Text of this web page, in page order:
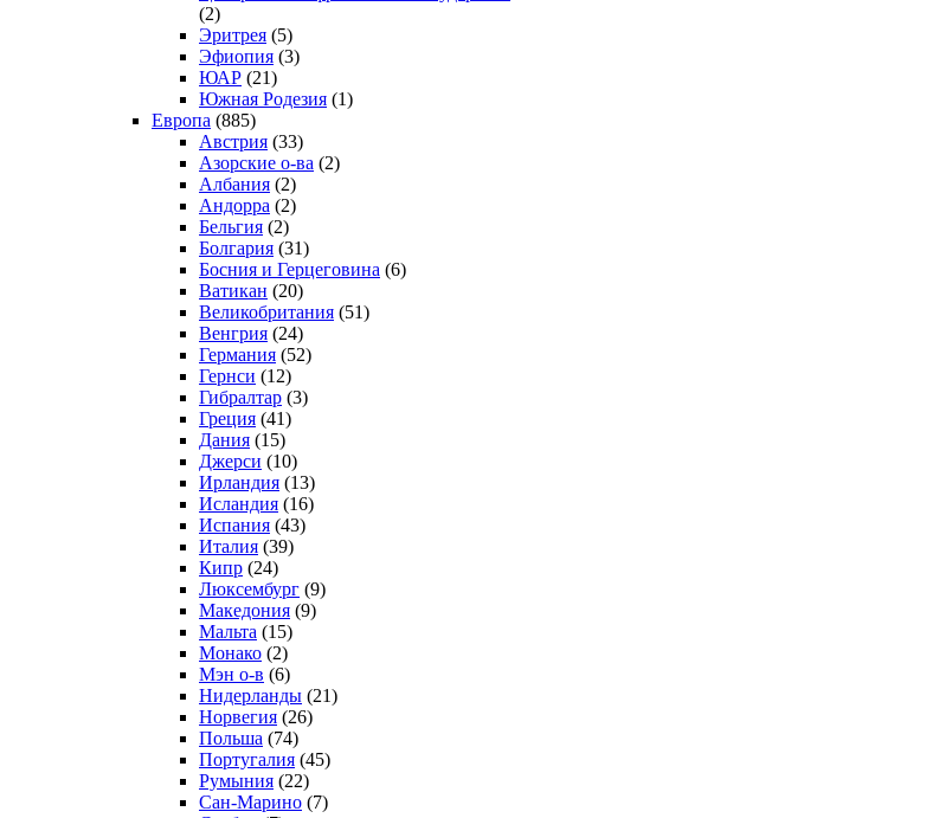
(2)
Эритрея (5)
Эфиопия (3)
ЮАР (21)
Южная Родезия (1)
Европа (885)
Австрия (33)
Азорские о-ва (2)
Албания (2)
Андорра (2)
Бельгия (2)
Болгария (31)
Босния и Герцеговина (6)
Ватикан (20)
Великобритания (51)
Венгрия (24)
Германия (52)
Гернси (12)
Гибралтар (3)
Греция (41)
Дания (15)
Джерси (10)
Ирландия (13)
Исландия (16)
Испания (43)
Италия (39)
Кипр (24)
Люксембург (9)
Македония (9)
Мальта (15)
Монако (2)
Мэн о-в (6)
Нидерланды (21)
Норвегия (26)
Польша (74)
Португалия (45)
Румыния (22)
Сан-Марино (7)